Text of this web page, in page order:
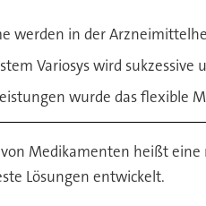
werden in der
Variosys wird
wurde das flexible
Medikamenten heißt
Lösungen entwickelt.